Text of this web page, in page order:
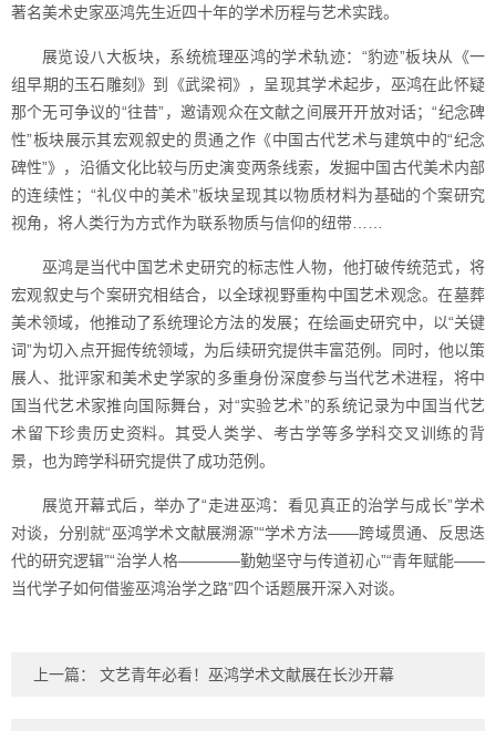
著名美术史家巫鸿先生近四十年的学术历程与艺术实践。
展览设八大板块，系统梳理巫鸿的学术轨迹：“豹迹”板块从《一
组早期的玉石雕刻》到《武梁祠》，呈现其学术起步，巫鸿在此怀疑
那个无可争议的“往昔”，邀请观众在文献之间展开开放对话；“纪念碑
性”板块展示其宏观叙史的贯通之作《中国古代艺术与建筑中的“纪念
碑性”》，沿循文化比较与历史演变两条线索，发掘中国古代美术内部
的连续性；“礼仪中的美术”板块呈现其以物质材料为基础的个案研究
视角，将人类行为方式作为联系物质与信仰的纽带……
巫鸿是当代中国艺术史研究的标志性人物，他打破传统范式，将
宏观叙史与个案研究相结合，以全球视野重构中国艺术观念。在墓葬
美术领域，他推动了系统理论方法的发展；在绘画史研究中，以“关键
词”为切入点开掘传统领域，为后续研究提供丰富范例。同时，他以策
展人、批评家和美术史学家的多重身份深度参与当代艺术进程，将中
国当代艺术家推向国际舞台，对“实验艺术”的系统记录为中国当代艺
术留下珍贵历史资料。其受人类学、考古学等多学科交叉训练的背
景，也为跨学科研究提供了成功范例。
展览开幕式后，举办了“走进巫鸿：看见真正的治学与成长”学术
对谈，分别就“巫鸿学术文献展溯源”“学术方法——跨域贯通、反思迭
代的研究逻辑”“治学人格————勤勉坚守与传道初心”“青年赋能——
当代学子如何借鉴巫鸿治学之路”四个话题展开深入对谈。
上一篇： 文艺青年必看！巫鸿学术文献展在长沙开幕